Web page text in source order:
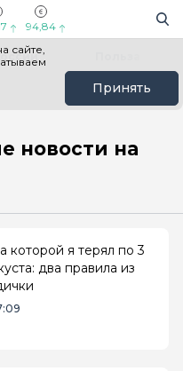
94,84
сайте,
Принять
новости на
которой я терял по 3
два правила из